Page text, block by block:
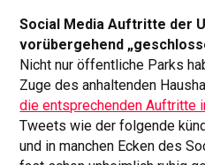
Social Media Auftritte der
vorübergehend
Nicht nur öffentliche Parks
Zuge des anhaltenden
die entsprechenden Auftritte
Tweets wie der folgende
und in manchen Ecken des